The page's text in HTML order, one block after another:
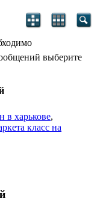
выберите
в харькове,
класс на